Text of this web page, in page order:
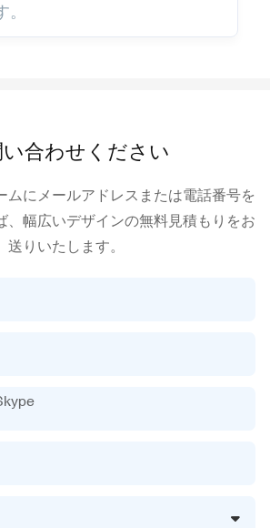
合わせください
ムにメールアドレスまたは電話番号を
、幅広いデザインの無料見積もりをお
送りいたします。